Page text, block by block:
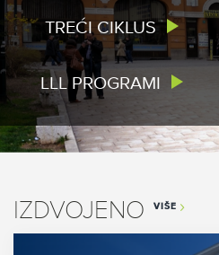
TREĆI CIKLUS
LLL PROGRAMI
IZDVOJENO VIŠE